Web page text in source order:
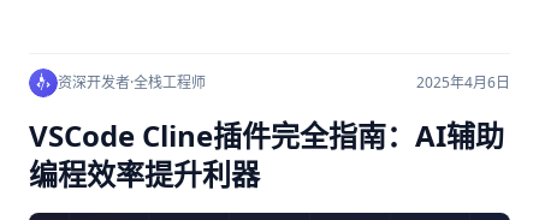
资深开发者·全栈工程师 2025年4月6日
VSCode Cline插件完全指南：AI辅助
编程效率提升利器